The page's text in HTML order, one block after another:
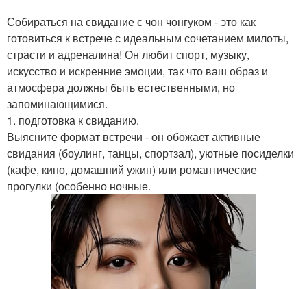
Собираться на свидание с чон чонгуком - это как
готовиться к встрече с идеальным сочетанием милоты,
страсти и адреналина! Он любит спорт, музыку,
искусство и искренние эмоции, так что ваш образ и
атмосфера должны быть естественными, но
запоминающимися.
1. подготовка к свиданию.
Выясните формат встречи - он обожает активные
свидания (боулинг, танцы, спортзал), уютные посиделки
(кафе, кино, домашний ужин) или романтические
прогулки (особенно ночные.